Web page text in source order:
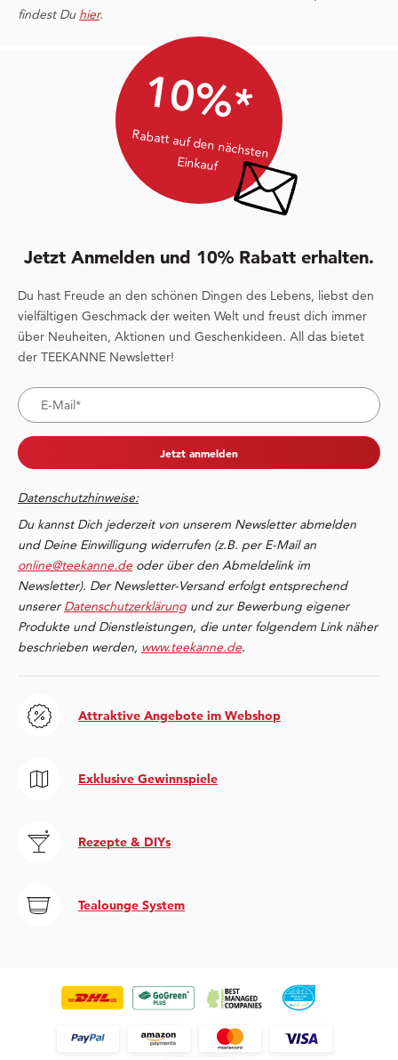
findest Du hier.
10%*
Rabatt auf den nächsten
Einkauf
Jetzt Anmelden und 10% Rabatt erhalten.
Du hast Freude an den schönen Dingen des Lebens, liebst den
vielfältigen Geschmack der weiten Welt und freust dich immer
über Neuheiten, Aktionen und Geschenkideen. All das bietet
der TEEKANNE Newsletter!
Jetzt anmelden
Datenschutzhinweise:
Du kannst Dich jederzeit von unserem Newsletter abmelden
und Deine Einwilligung widerrufen (z.B. per E-Mail an
online@teekanne.de oder über den Abmeldelink im
Newsletter). Der Newsletter-Versand erfolgt entsprechend
unsererDatenschutzerklärung und zur Bewerbung eigener
Produkte und Dienstleistungen, die unter folgendem Link näher
beschrieben werden, www.teekanne.de.
Attraktive Angebote im Webshop
Exklusive Gewinnspiele
Rezepte & DIYs
Tealounge System